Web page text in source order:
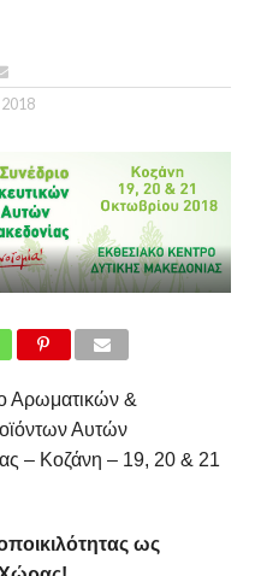
Αρωματικών &
Αυτών
– Κοζάνη – 19, 20 & 21
ως